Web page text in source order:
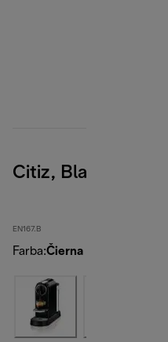
Citiz, Black
EN167.B
Farba:Čierna